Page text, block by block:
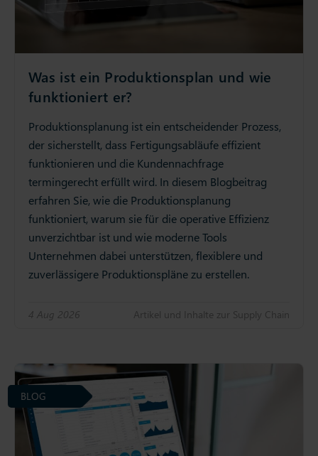
Was ist ein Produktionsplan und wie
funktioniert er?
Produktionsplanung ist ein entscheidender Prozess,
der sicherstellt, dass Fertigungsabläufe effizient
funktionieren und die Kundennachfrage
termingerecht erfüllt wird. In diesem Blogbeitrag
erfahren Sie, wie die Produktionsplanung
funktioniert, warum sie für die operative Effizienz
unverzichtbar ist und wie moderne Tools
Unternehmen dabei unterstützen, flexiblere und
zuverlässigere Produktionspläne zu erstellen.
4 Aug 2026 Artikel und Inhalte zur Supply Chain
BLOG